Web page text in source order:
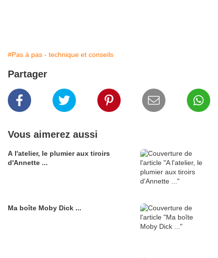
#Pas à pas - technique et conseils
Partager
Vous aimerez aussi
A l'atelier, le plumier aux tiroirs
d'Annette ...
Ma boîte Moby Dick ...